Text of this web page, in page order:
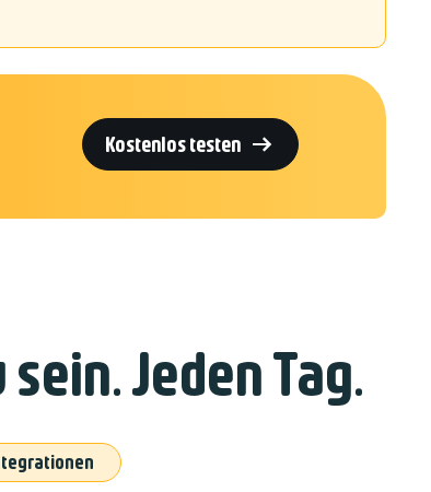
Kostenlos testen 
Jeden Tag.